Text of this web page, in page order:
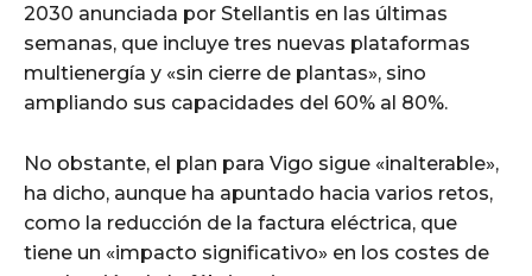
2030 anunciada por Stellantis en las últimas
semanas, que incluye tres nuevas plataformas
multienergía y «sin cierre de plantas», sino
ampliando sus capacidades del 60% al 80%.
No obstante, el plan para Vigo sigue «inalterable»,
ha dicho, aunque ha apuntado hacia varios retos,
como la reducción de la factura eléctrica, que
tiene un «impacto significativo» en los costes de